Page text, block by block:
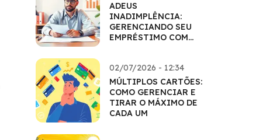
ADEUS
INADIMPLÊNCIA:
GERENCIANDO SEU
EMPRÉSTIMO COM
02/07/2026 - 12:34
MÚLTIPLOS CARTÕES:
COMO GERENCIAR E
TIRAR O MÁXIMO DE
CADA UM